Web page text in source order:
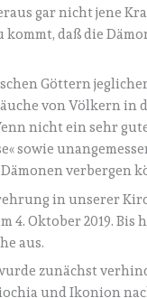
gar nicht jene
daß die
Göttern
von Völkern in
nicht ein sehr
sowie
verbergen
in unserer
4. Oktober 2019.
aus.
zunächst
und Ikonion